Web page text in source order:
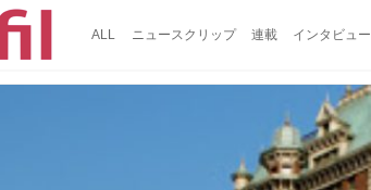
ALL ニュースクリップ 連載 インタビュー